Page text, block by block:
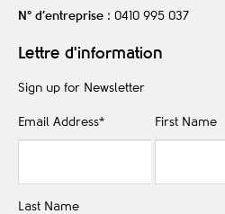
N° d’entreprise : 0410 995 037
Lettre d'information
Sign up for Newsletter
Email Address* First Name
Last Name